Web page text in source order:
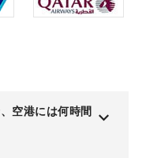
空港には何時間